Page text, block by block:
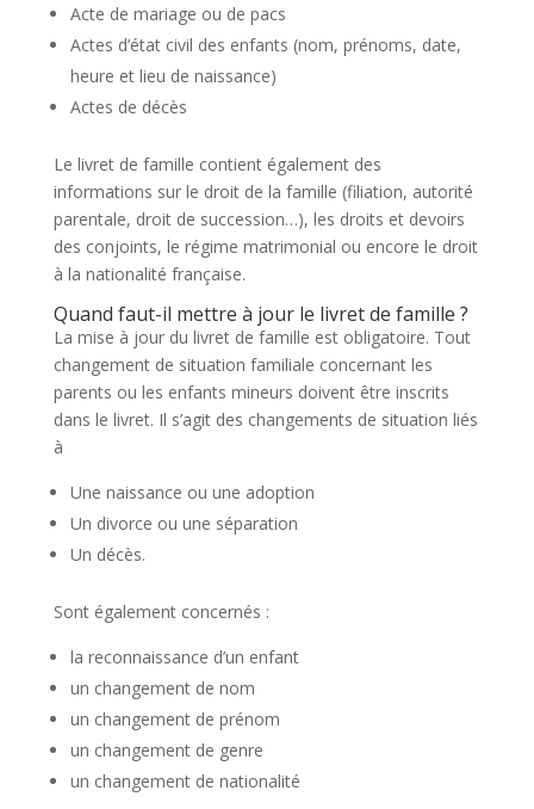
Acte de mariage ou de pacs
Actes d’état civil des enfants (nom, prénoms, date,
heure et lieu de naissance)
Actes de décès
Le livret de famille contient également des
informations sur le droit de la famille (filiation, autorité
parentale, droit de succession…), les droits et devoirs
des conjoints, le régime matrimonial ou encore le droit
à la nationalité française.
Quand faut-il mettre à jour le livret de famille ?
La mise à jour du livret de famille est obligatoire. Tout
changement de situation familiale concernant les
parents ou les enfants mineurs doivent être inscrits
dans le livret. Il s’agit des changements de situation liés
à
Une naissance ou une adoption
Un divorce ou une séparation
Un décès.
Sont également concernés :
la reconnaissance d’un enfant
un changement de nom
un changement de prénom
un changement de genre
un changement de nationalité